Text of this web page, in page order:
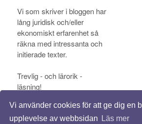
Vi använder cookies för att ge dig en
upplevelse av webbsidan
Läs mer
Vi som skriver i bloggen har
lång juridisk och/eller
ekonomiskt erfarenhet så
räkna med intressanta och
initierade texter.
Trevlig - och lärorik -
läsning!